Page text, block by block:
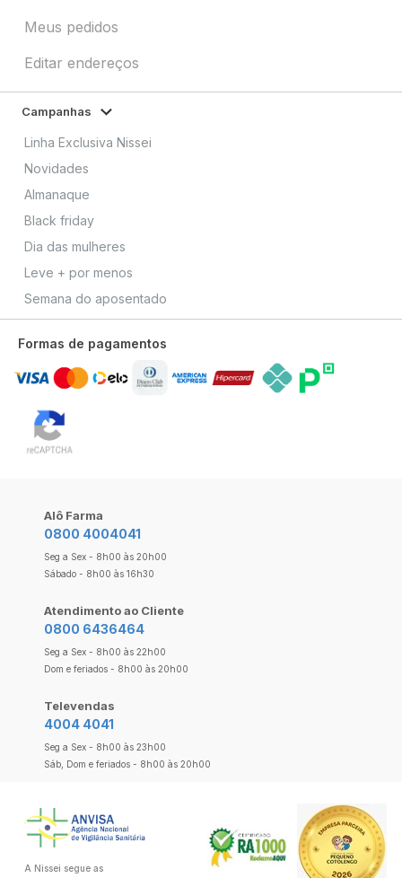
Meus pedidos
Editar endereços
Campanhas
Linha Exclusiva Nissei
Novidades
Almanaque
Black friday
Dia das mulheres
Leve + por menos
Semana do aposentado
Formas de pagamentos
Alô Farma
0800 4004041
Seg a Sex - 8h00 às 20h00
Sábado - 8h00 às 16h30
Atendimento ao Cliente
0800 6436464
Seg a Sex - 8h00 às 22h00
Dom e feriados - 8h00 às 20h00
Televendas
4004 4041
Seg a Sex - 8h00 às 23h00
Sáb, Dom e feriados - 8h00 às 20h00
A Nissei segue as